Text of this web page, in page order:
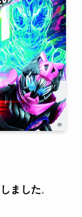
しました。